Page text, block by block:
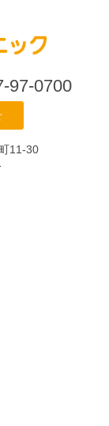
97-0700
11-30